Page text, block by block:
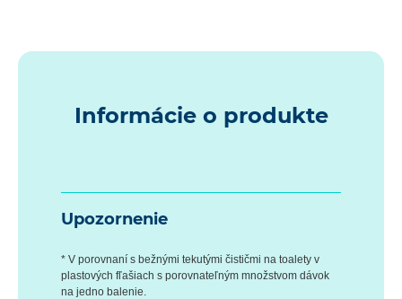
Informácie o produkte
Upozornenie
* V porovnaní s bežnými tekutými čističmi na toalety v
plastových fľašiach s porovnateľným množstvom dávok
na jedno balenie.